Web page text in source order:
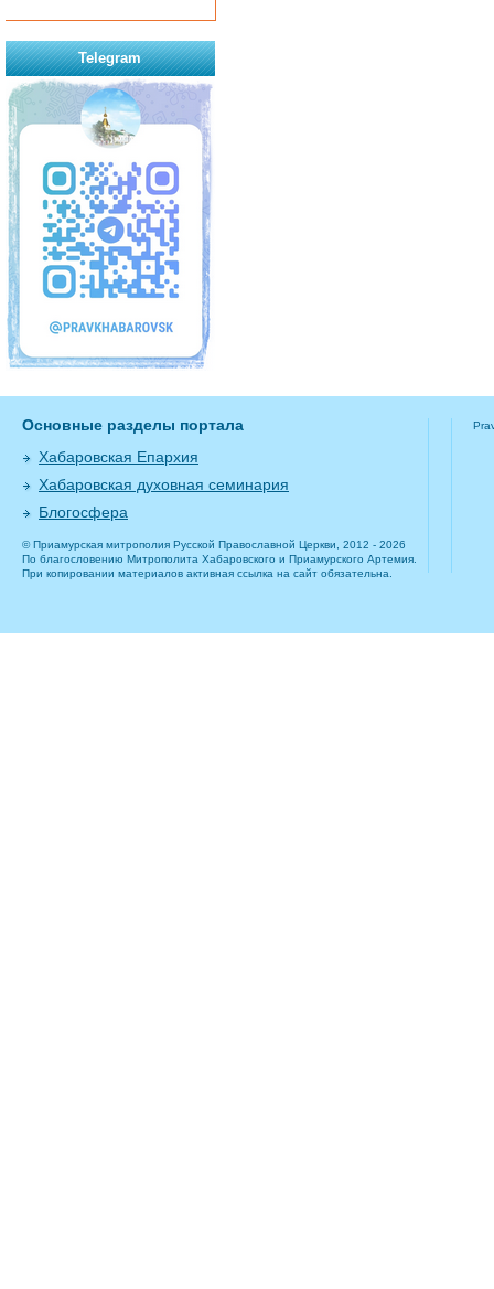
Telegram
Основные разделы портала
Хабаровская Епархия
Хабаровская духовная семинария
Блогосфера
© Приамурская митрополия Русской Православной Церкви, 2012 - 2026
По благословению Митрополита Хабаровского и Приамурского Артемия.
При копировании материалов активная ссылка на сайт обязательна.